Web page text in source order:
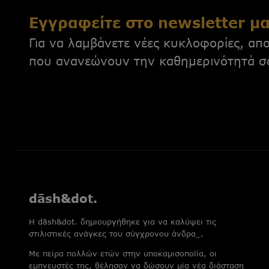
Εγγραφείτε στο newsletter
Για να λαμβάνετε νέες κυκλοφορίες,
που ανανεώνουν την καθημερινότητά
dāsh&dot.
H dāsh&dot. δημιουργήθηκε για να καλύψει τις
στιλιστικές ανάγκες του σύγχρονου άνδρα_.
Με πείρα πολλών ετών στην υποκαμισοποϊία, οι
εμπνευστές της, θέλησαν να δώσουν μία νέα διάσταση